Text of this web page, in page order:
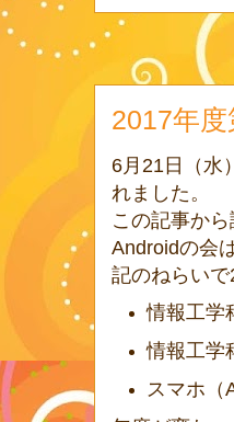
2017年
6月21日（水
れました。
この記事か
Androidの会
記のねらいで
情報工学
情報工学
スマホ（